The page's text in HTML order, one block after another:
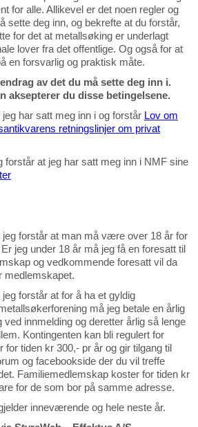
for alle. Allikevel er det noen regler og
sette deg inn, og bekrefte at du forstår,
for det at metallsøking er underlagt
lover fra det offentlige. Og også for at
en forsvarlig og praktisk måte.
av det du må sette deg inn i.
aksepterer du disse betingelsene.
har satt meg inn i og forstår Lov om
retningslinjer om privat
forstår at jeg har satt meg inn i NMF sine
forstår at man må være over 18 år for
jeg under 18 år må jeg få en foresatt til
og vedkommende foresatt vil da
medlemskapet.
forstår at for å ha et gyldig
må jeg betale en årlig
ved innmelding og deretter årlig så lenge
Kontingenten kan bli regulert for
for tiden kr 300,- pr år og gir tilgang til
og facebookside der du vil treffe
Familiemedlemskap koster for tiden kr
for de som bor på samme adresse.
inneværende og hele neste år.